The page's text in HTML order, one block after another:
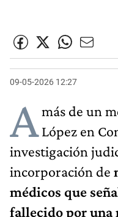
09-05-2026 12:27
Amás de un
López en
investigación
incorporación de
médicos que
fallecido por una